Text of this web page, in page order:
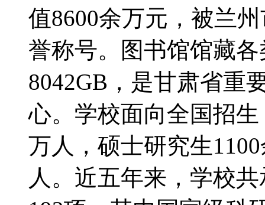
值8600余万元，被兰
誉称号。图书馆馆藏
8042GB，是甘肃省重
心。学校面向全国招
万人，硕士研究生
人。近五年来，学校